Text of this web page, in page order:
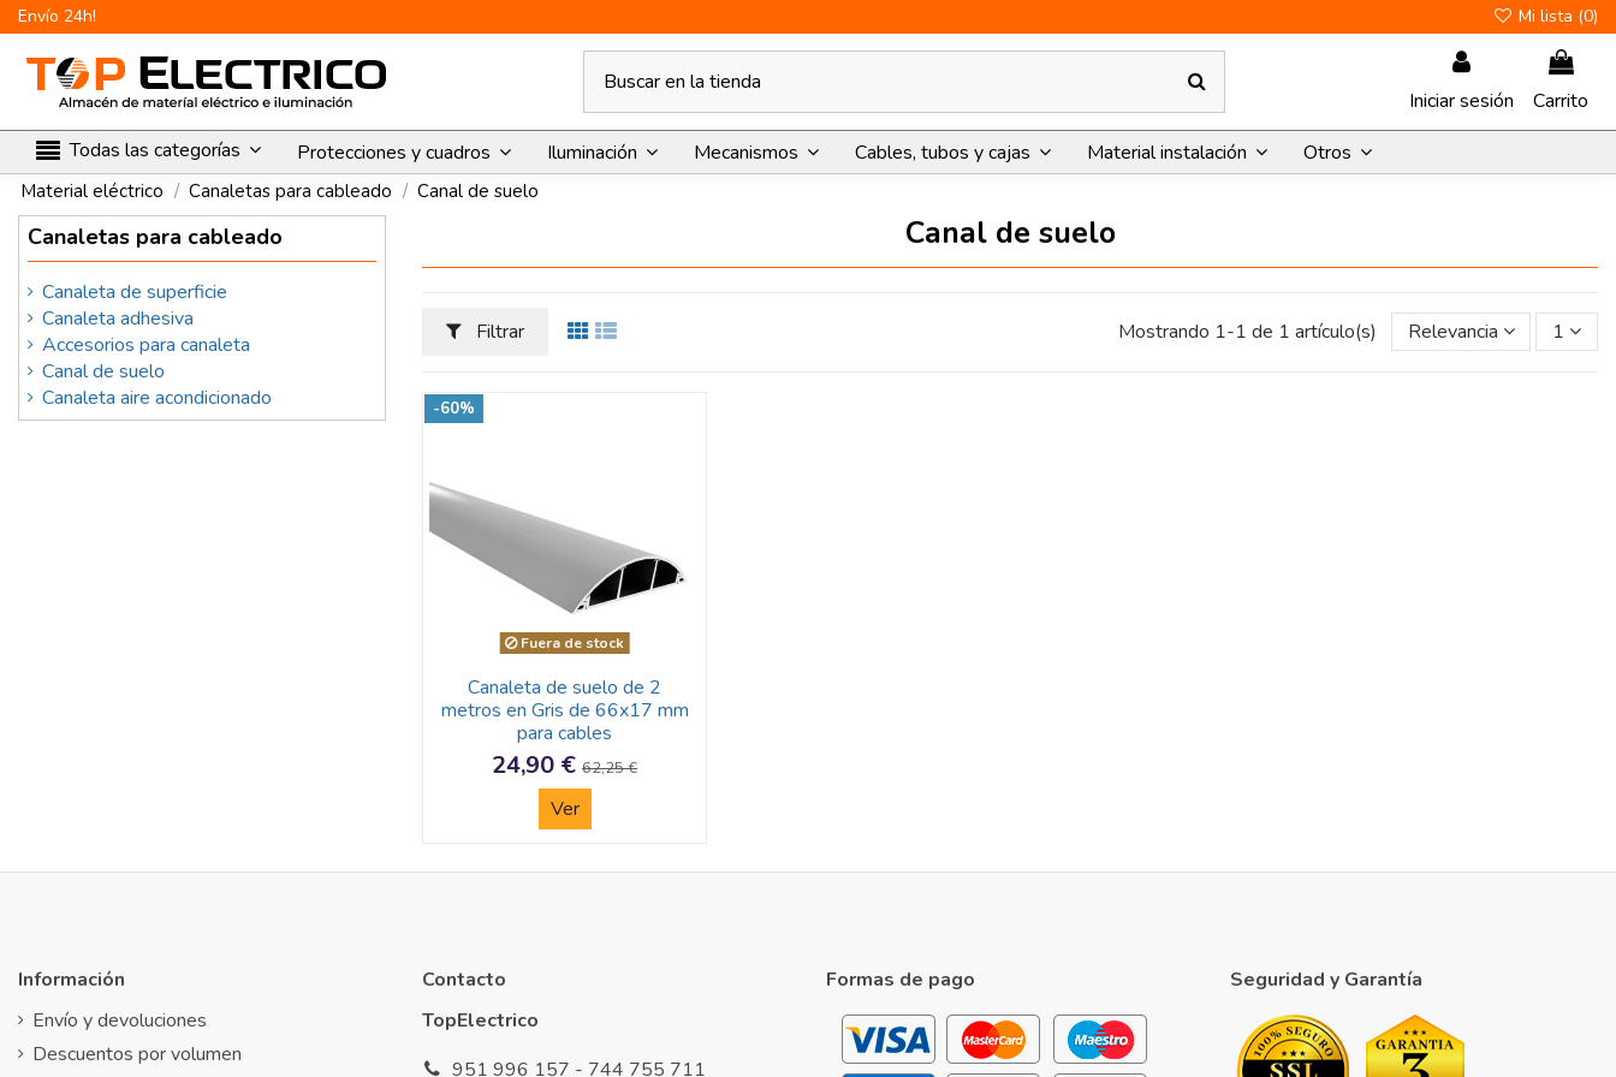
Envío 24h! Mi lista (0)
Iniciar sesión
Carrito
Todas las categorías
Protecciones y cuadros Iluminación Mecanismos Cables, tubos y cajas Material instalación Otros
Material eléctrico Canaletas para cableado Canal de suelo
Canal de suelo
Filtrar Mostrando 1-1 de 1 artículo(s) Relevancia 1
-60%
Fuera de stock
Canaleta de suelo de 2
metros en Gris de 66x17 mm
para cables
24,90 € 62,25 €
Ver
Canaletas para cableado
Canaleta de superficie
Canaleta adhesiva
Accesorios para canaleta
Canal de suelo
Canaleta aire acondicionado
Información
Envío y devoluciones
Descuentos por volumen
Contacto
TopElectrico
951 996 157 - 744 755 711
Formas de pago Seguridad y Garantía